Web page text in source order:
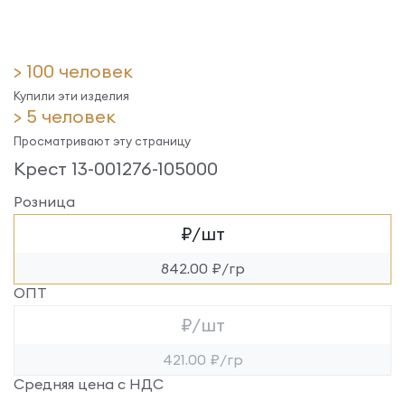
> 100 человек
Купили эти изделия
> 5 человек
Просматривают эту страницу
Крест 13-001276-105000
Розница
₽/шт
842.00 ₽/гр
ОПТ
₽/шт
421.00 ₽/гр
Средняя цена с НДС